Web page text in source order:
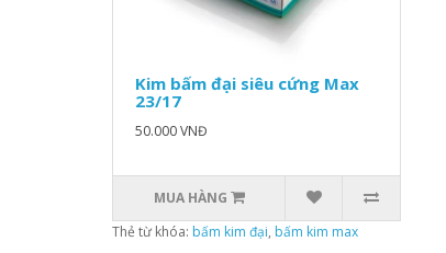
Kim bấm đại siêu cứng Max
23/17
50.000 VNĐ
MUA HÀNG
Thẻ từ khóa: bấm kim đại, bấm kim max